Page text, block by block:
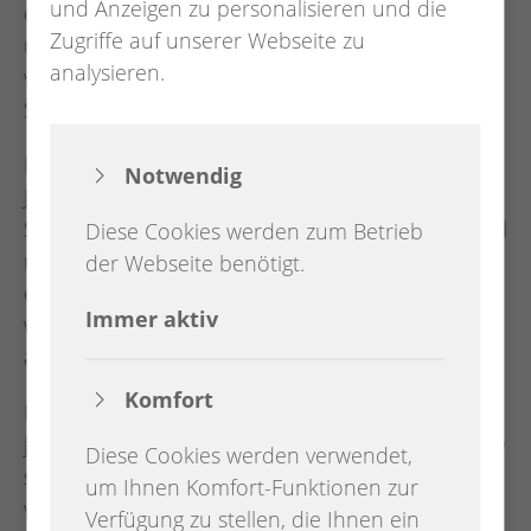
die Gemeinde zuversichtlich: Sie lagen unter den
ursprünglichen Schätzungen, sodass der derzeit
vorgesehene Kostenrahmen nach aktuellem
Stand eingehalten werden kann.
Der Zeitplan sieht eine Bauzeit von Mai 2026 bis
Juni 2027 vor. Das Richtfest ist grob für
September 2026 eingeplant. Die Fertigstellung soll
nach derzeitigem Stand im Mai oder Juni 2027
erfolgen. Die Trägerschaft der neuen Einrichtung
wird zu einem späteren Zeitpunkt
ausgeschrieben.
Im Inneren der neuen Kindertagesstätte sind für
jede Gruppe eigene Garderoben, Sanitärbereiche
sowie Mehrzweck- beziehungsweise Ruheräume
vorgesehen. Ergänzt wird das Raumkonzept
und Anzeigen zu personalisieren und die
Zugriffe auf unserer Webseite zu
analysieren.
Notwendig
Diese Cookies werden zum Betrieb
der Webseite benötigt.
Immer aktiv
Komfort
Diese Cookies werden verwendet,
um Ihnen Komfort-Funktionen zur
Verfügung zu stellen, die Ihnen ein